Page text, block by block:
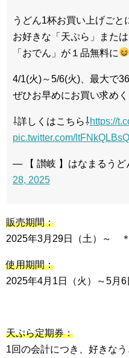
うどん1杯お買い上げごと
お好きな「天ぷら」または
「おでん」が１品無料に
4/1(火)～5/6(火)、最大で
ぜひお早めにお買い求め
⇩詳しくはこちら⇩https://
pic.twitter.com/ltFNkQLBsQ
— 【 讃岐 】はなまるうど
28, 2025
販売期間：
2025年3月29日（土）～
使用期間：
2025年4月1日（火）～5月6
天ぷら定期券：
1回の会計につき、好きな